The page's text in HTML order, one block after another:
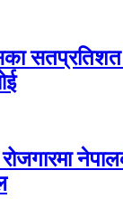
सतप्रतिशत
रोजगारमा